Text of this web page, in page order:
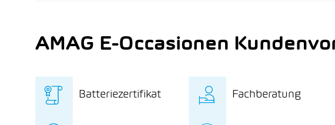
AMAG E-Occasionen
Batteriezertifikat Fachberatung